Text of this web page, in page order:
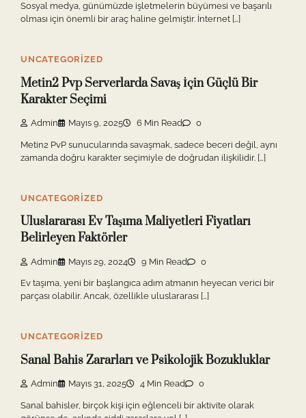
Sosyal medya, günümüzde işletmelerin büyümesi ve başarılı
olması için önemli bir araç haline gelmiştir. İnternet […]
UNCATEGORIZED
Metin2 Pvp Serverlarda Savaş İçin Güçlü Bir
Karakter Seçimi
Admin Mayıs 9, 2025 6 Min Read 0
Metin2 PvP sunucularında savaşmak, sadece beceri değil, aynı
zamanda doğru karakter seçimiyle de doğrudan ilişkilidir. […]
UNCATEGORIZED
Uluslararası Ev Taşıma Maliyetleri Fiyatları
Belirleyen Faktörler
Admin Mayıs 29, 2024 9 Min Read 0
Ev taşıma, yeni bir başlangıca adım atmanın heyecan verici bir
parçası olabilir. Ancak, özellikle uluslararası […]
UNCATEGORIZED
Sanal Bahis Zararları ve Psikolojik Bozukluklar
Admin Mayıs 31, 2025 4 Min Read 0
Sanal bahisler, birçok kişi için eğlenceli bir aktivite olarak